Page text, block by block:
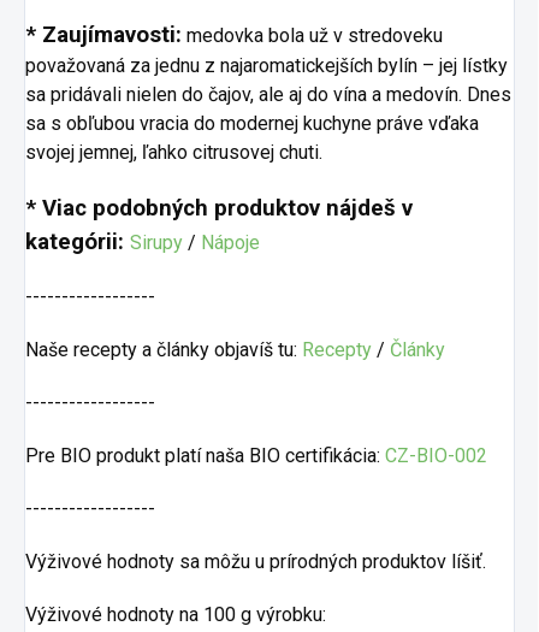
* Zaujímavosti: medovka bola už v stredoveku
považovaná za jednu z najaromatickejších bylín – jej lístky
sa pridávali nielen do čajov, ale aj do vína a medovín. Dnes
sa s obľubou vracia do modernej kuchyne práve vďaka
svojej jemnej, ľahko citrusovej chuti.
* Viac podobných produktov nájdeš v
kategórii: Sirupy / Nápoje
------------------
Naše recepty a články objavíš tu: Recepty / Články
------------------
Pre BIO produkt platí naša BIO certifikácia: CZ-BIO-002
------------------
Výživové hodnoty sa môžu u prírodných produktov líšiť.
Výživové hodnoty na 100 g výrobku: